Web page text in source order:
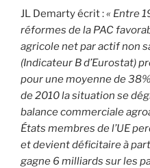
JL Demarty écrit :« Entre
réformes de la PAC
agricole net par actif non
(Indicateur B d’Eurostat)
pour une moyenne de 38%
de 2010 la situation se
balance commerciale
États membres de l’UE
et devient déficitaire à
gagne 6 milliards sur les